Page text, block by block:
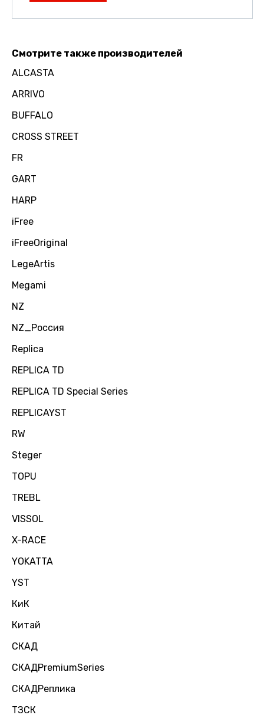
Смотрите также производителей
ALCASTA
ARRIVO
BUFFALO
CROSS STREET
FR
GART
HARP
iFree
iFreeOriginal
LegeArtis
Megami
NZ
NZ_Россия
Replica
REPLICA TD
REPLICA TD Special Series
REPLICAYST
RW
Steger
TOPU
TREBL
VISSOL
X-RACE
YOKATTA
YST
КиК
Китай
СКАД
СКАДPremiumSeries
СКАДРеплика
ТЗСК